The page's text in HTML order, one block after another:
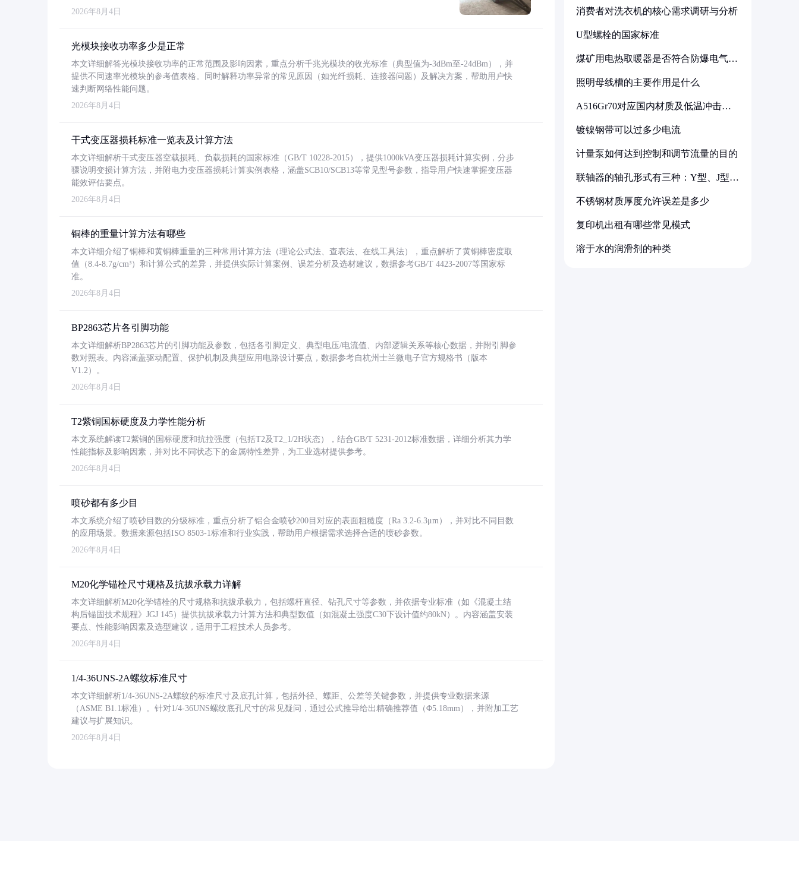
2026年8月4日
光模块接收功率多少是正常
本文详细解答光模块接收功率的正常范围及影响因素，重点分析千兆光模块的收光标准（典型值为-3dBm至-24dBm），并
提供不同速率光模块的参考值表格。同时解释功率异常的常见原因（如光纤损耗、连接器问题）及解决方案，帮助用户快
速判断网络性能问题。
2026年8月4日
干式变压器损耗标准一览表及计算方法
本文详细解析干式变压器空载损耗、负载损耗的国家标准（GB/T 10228-2015），提供1000kVA变压器损耗计算实例，分步
骤说明变损计算方法，并附电力变压器损耗计算实例表格，涵盖SCB10/SCB13等常见型号参数，指导用户快速掌握变压器
能效评估要点。
2026年8月4日
铜棒的重量计算方法有哪些
本文详细介绍了铜棒和黄铜棒重量的三种常用计算方法（理论公式法、查表法、在线工具法），重点解析了黄铜棒密度取
值（8.4-8.7g/cm³）和计算公式的差异，并提供实际计算案例、误差分析及选材建议，数据参考GB/T 4423-2007等国家标
准。
2026年8月4日
BP2863芯片各引脚功能
本文详细解析BP2863芯片的引脚功能及参数，包括各引脚定义、典型电压/电流值、内部逻辑关系等核心数据，并附引脚参
数对照表。内容涵盖驱动配置、保护机制及典型应用电路设计要点，数据参考自杭州士兰微电子官方规格书（版本
V1.2）。
2026年8月4日
T2紫铜国标硬度及力学性能分析
本文系统解读T2紫铜的国标硬度和抗拉强度（包括T2及T2_1/2H状态），结合GB/T 5231-2012标准数据，详细分析其力学
性能指标及影响因素，并对比不同状态下的金属特性差异，为工业选材提供参考。
2026年8月4日
喷砂都有多少目
本文系统介绍了喷砂目数的分级标准，重点分析了铝合金喷砂200目对应的表面粗糙度（Ra 3.2-6.3μm），并对比不同目数
的应用场景。数据来源包括ISO 8503-1标准和行业实践，帮助用户根据需求选择合适的喷砂参数。
2026年8月4日
M20化学锚栓尺寸规格及抗拔承载力详解
本文详细解析M20化学锚栓的尺寸规格和抗拔承载力，包括螺杆直径、钻孔尺寸等参数，并依据专业标准（如《混凝土结
构后锚固技术规程》JGJ 145）提供抗拔承载力计算方法和典型数值（如混凝土强度C30下设计值约80kN）。内容涵盖安装
要点、性能影响因素及选型建议，适用于工程技术人员参考。
2026年8月4日
1/4-36UNS-2A螺纹标准尺寸
本文详细解析1/4-36UNS-2A螺纹的标准尺寸及底孔计算，包括外径、螺距、公差等关键参数，并提供专业数据来源
（ASME B1.1标准）。针对1/4-36UNS螺纹底孔尺寸的常见疑问，通过公式推导给出精确推荐值（Φ5.18mm），并附加工艺
建议与扩展知识。
2026年8月4日
消费者对洗衣机的核心需求调研与分析
U型螺栓的国家标准
煤矿用电热取暖器是否符合防爆电气设
照明母线槽的主要作用是什么
A516Gr70对应国内材质及低温冲击要
镀镍钢带可以过多少电流
计量泵如何达到控制和调节流量的目的
联轴器的轴孔形式有三种：Y型、J型、
不锈钢材质厚度允许误差是多少
复印机出租有哪些常见模式
溶于水的润滑剂的种类